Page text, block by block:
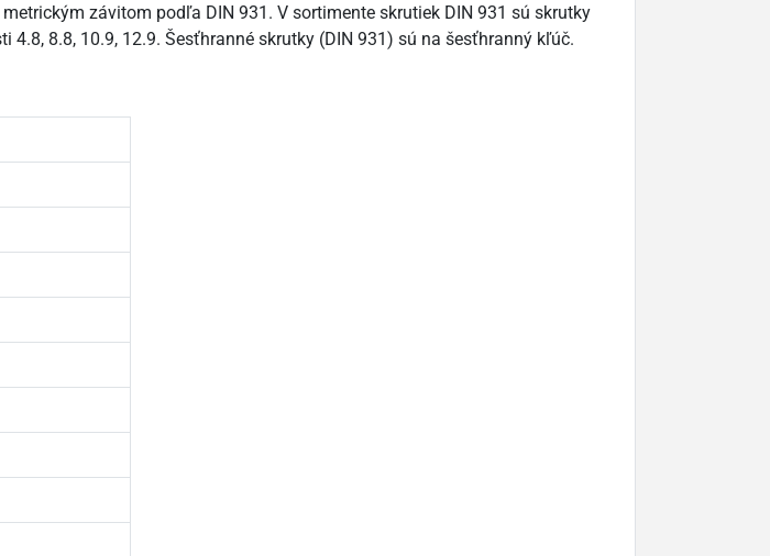
závitom podľa DIN 931. V sortimente skrutiek DIN 931 sú skrutky
4.8, 8.8, 10.9, 12.9. Šesťhranné skrutky (DIN 931) sú na šesťhranný kľúč.